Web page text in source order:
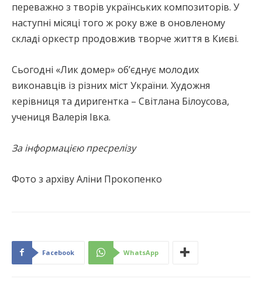
переважно з творів українських композиторів. У
наступні місяці того ж року вже в оновленому
складі оркестр продовжив творче життя в Києві.
Сьогодні «Лик домер» об’єднує молодих
виконавців із різних міст України. Художня
керівниця та диригентка – Світлана Білоусова,
учениця Валерія Івка.
За інформацією пресрелізу
Фото з архіву Аліни Прокопенко
Facebook WhatsApp